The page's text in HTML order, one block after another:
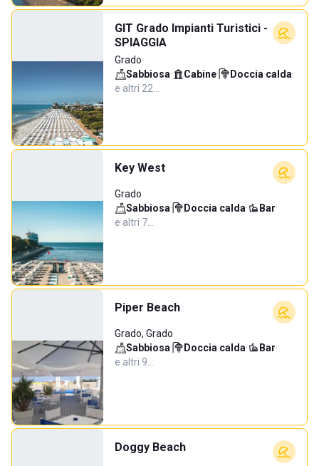
GIT Grado Impianti Turistici -
SPIAGGIA
Grado
Sabbiosa· Cabine· Doccia calda·
e altri 22…
Key West
Grado
Sabbiosa· Doccia calda· Bar·
e altri 7…
Piper Beach
Grado, Grado
Sabbiosa· Doccia calda· Bar·
e altri 9…
Doggy Beach